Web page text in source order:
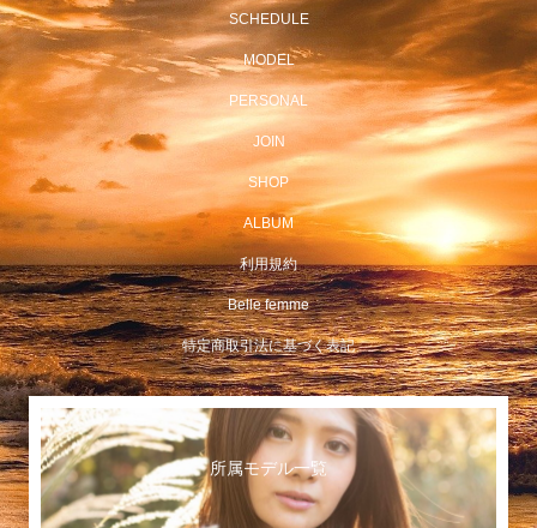
SCHEDULE
MODEL
PERSONAL
JOIN
SHOP
ALBUM
利用規約
Belle femme
特定商取引法に基づく表記
所属モデル一覧